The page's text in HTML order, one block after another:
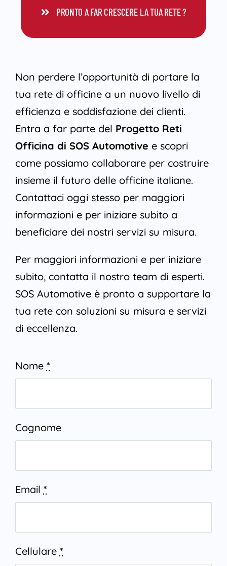
PRONTO A FAR CRESCERE LA TUA RETE ?
Non perdere l’opportunità di portare la
tua rete di officine a un nuovo livello di
efficienza e soddisfazione dei clienti.
Entra a far parte del Progetto Reti
Officina di SOS Automotive e scopri
come possiamo collaborare per costruire
insieme il futuro delle officine italiane.
Contattaci oggi stesso per maggiori
informazioni e per iniziare subito a
beneficiare dei nostri servizi su misura.
Per maggiori informazioni e per iniziare
subito, contatta il nostro team di esperti.
SOS Automotive è pronto a supportare la
tua rete con soluzioni su misura e servizi
di eccellenza.
Nome *
Cognome
Email *
Cellulare *